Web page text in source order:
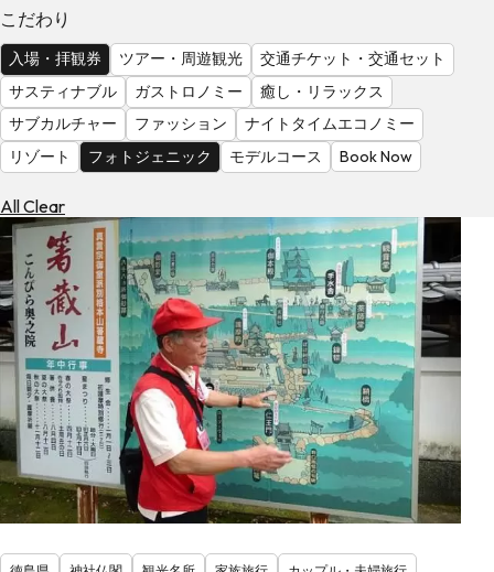
る
気
を
見
る
こだわり
入場・拝観券 ツアー・周遊観光
交通チケット・交通セット
サスティナブル
ガストロノミー
癒し・リラックス
サブカルチャー
ファッション
ナイトタイムエコノミー
リゾート
フォトジェニック モデルコース Book Now
All Clear